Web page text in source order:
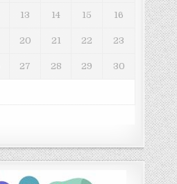
13 14 15 16
20 21 22 23
27 28 29 30